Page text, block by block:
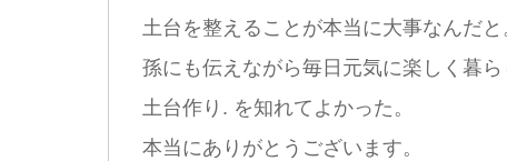
土台を整えることが本当に大事なんだと
孫にも伝えながら毎日元気に楽しく暮ら
土台作り. を知れてよかった。
本当にありがとうございます。